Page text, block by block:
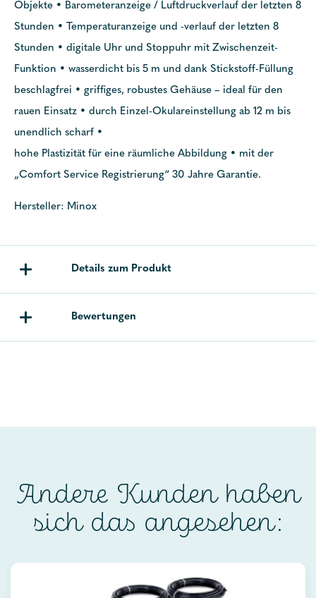
Objekte • Barometeranzeige / Luftdruckverlauf der letzten 8
Stunden • Temperaturanzeige und -verlauf der letzten 8
Stunden • digitale Uhr und Stoppuhr mit Zwischenzeit-
Funktion • wasserdicht bis 5 m und dank Stickstoff-Füllung
beschlagfrei • griffiges, robustes Gehäuse – ideal für den
rauen Einsatz • durch Einzel-Okulareinstellung ab 12 m bis
unendlich scharf •
hohe Plastizität für eine räumliche Abbildung • mit der
„Comfort Service Registrierung“ 30 Jahre Garantie.
Hersteller: Minox
Details zum Produkt
Bewertungen
Andere Kunden haben
sich das angesehen: